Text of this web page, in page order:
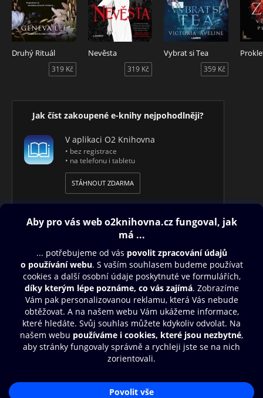
Druhý Rituál
319 Kč
Nevěsta
319 Kč
Vybrat si Tea
359 Kč
Jak číst zakoupené e-knihy nejpohodlněji?
V aplikaci O2 Knihovna
• bez registrace
• na telefonu i tabletu
STÁHNOUT ZDARMA
Obsah ke stažení
Moje O2 Knihovna
Další zábava
© O2 Czech Republic a.s.